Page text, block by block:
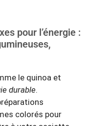
pour l’énergie :
le quinoa et
durable.
colorés pour